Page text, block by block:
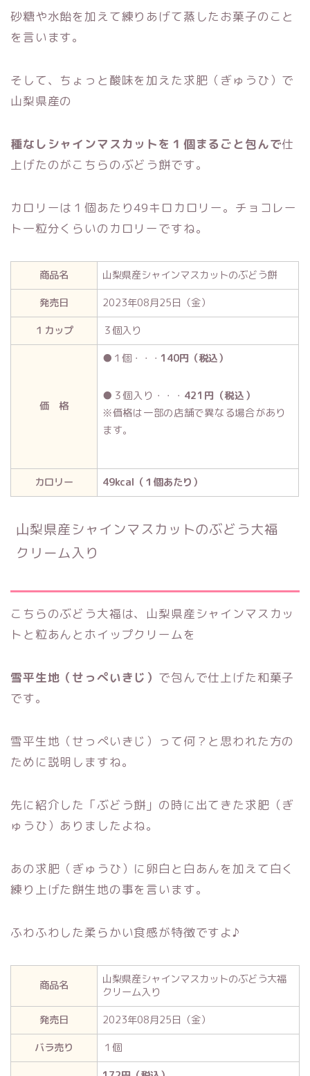
砂糖や水飴を加えて練りあげて蒸したお菓子のこと
を言います。
そして、ちょっと酸味を加えた求肥（ぎゅうひ）で
山梨県産の
種なしシャインマスカットを１個まるごと包んで仕
上げたのがこちらのぶどう餅です。
カロリーは１個あたり49キロカロリー。チョコレー
ト一粒分くらいのカロリーですね。
商品名
山梨県産シャインマスカットのぶどう餅
発売日
2023年08月25日（金）
１カップ
３個入り
価 格
●１個・・・ 140円（税込）
●３個入り・・・ 421円（税込）
※価格は一部の店舗で異なる場合があり
ます。
カロリー 49kcal（１個あたり）
山梨県産シャインマスカットのぶどう大福
クリーム入り
こちらのぶどう大福は、山梨県産シャインマスカッ
トと粒あんとホイップクリームを
雪平生地（せっぺいきじ） で包んで仕上げた和菓子
です。
雪平生地（せっぺいきじ）って何？と思われた方の
ために説明しますね。
先に紹介した「ぶどう餅」の時に出てきた求肥（ぎ
ゅうひ）ありましたよね。
あの求肥（ぎゅうひ）に卵白と白あんを加えて白く
練り上げた餅生地の事を言います。
ふわふわした柔らかい食感が特徴ですよ♪
商品名
山梨県産シャインマスカットのぶどう大福
クリーム入り
発売日
2023年08月25日（金）
バラ売り
１個